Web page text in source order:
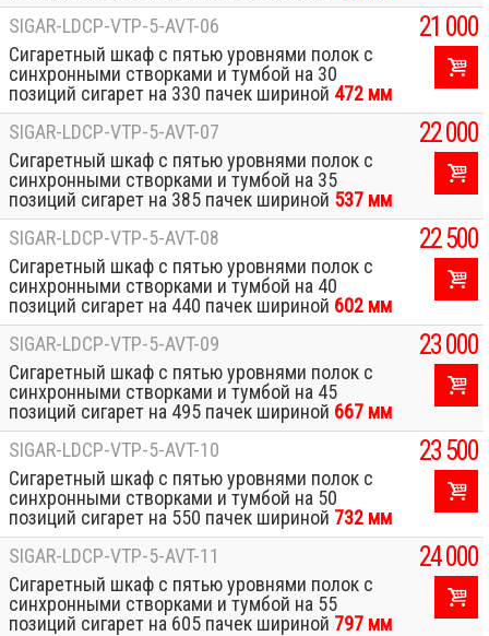
SIGAR-LDCP-VTP-5-AVT-06
Сигаретный шкаф с пятью уровнями полок с
синхронными створками и тумбой на 30
позиций сигарет на 330 пачек шириной 472 мм
21 000
SIGAR-LDCP-VTP-5-AVT-07
Сигаретный шкаф с пятью уровнями полок с
синхронными створками и тумбой на 35
позиций сигарет на 385 пачек шириной 537 мм
22 000
SIGAR-LDCP-VTP-5-AVT-08
Сигаретный шкаф с пятью уровнями полок с
синхронными створками и тумбой на 40
позиций сигарет на 440 пачек шириной 602 мм
22 500
SIGAR-LDCP-VTP-5-AVT-09
Сигаретный шкаф с пятью уровнями полок с
синхронными створками и тумбой на 45
позиций сигарет на 495 пачек шириной 667 мм
23 000
SIGAR-LDCP-VTP-5-AVT-10
Сигаретный шкаф с пятью уровнями полок с
синхронными створками и тумбой на 50
позиций сигарет на 550 пачек шириной 732 мм
23 500
SIGAR-LDCP-VTP-5-AVT-11
Сигаретный шкаф с пятью уровнями полок с
синхронными створками и тумбой на 55
позиций сигарет на 605 пачек шириной 797 мм
24 000